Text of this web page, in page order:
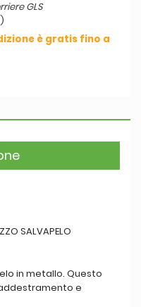
GLS
è gratis fino a
SALVAPELO
in metallo. Questo
e